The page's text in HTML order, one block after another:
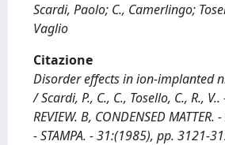
Scardi, Paolo; C., Camerlingo;
Vaglio
Citazione
Disorder effects in ion-implanted
/ Scardi, P., C., C., Tosello, C., R., V..
REVIEW. B, CONDENSED
- STAMPA. - 31:(1985), pp. 3121-